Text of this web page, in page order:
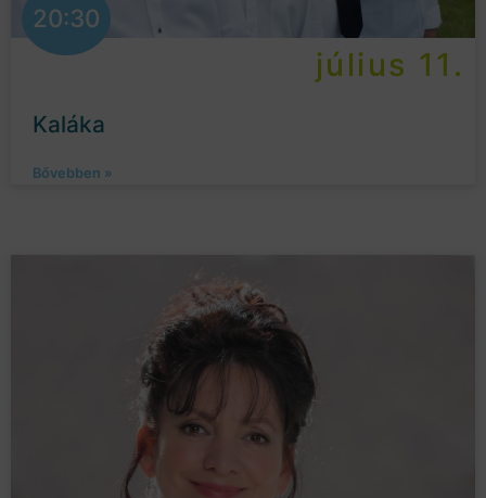
20:30
július 11.
Kaláka
Bővebben »